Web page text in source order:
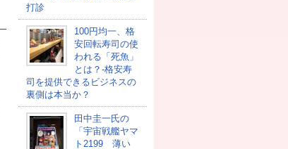
打診
100円均一、格
安回転寿司の使
われる「死魚」
とは？-格安寿
司を提供できるビジネスの
裏側は本当か？
田中圭一氏の
「宇宙戦艦ヤマ
ト2199 薄い